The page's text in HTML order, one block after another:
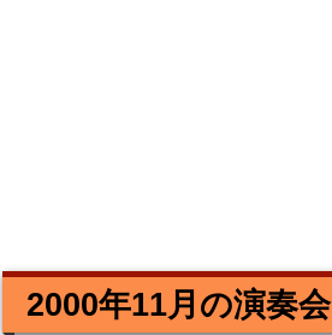
2000年11月の演奏会